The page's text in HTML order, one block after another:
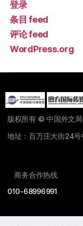
登录
条目 feed
评论 feed
WordPress.org
版权所有 © 中国外文
地址：百万庄大街24
商务合作热线
010-68996991